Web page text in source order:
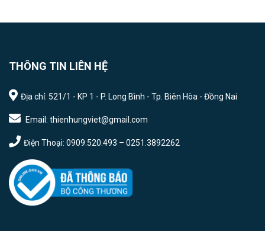
THÔNG TIN LIÊN HỆ
Địa chỉ: 521/1 - KP 1 - P. Long Bình - Tp. Biên Hòa - Đồng Nai
Email: thienhungviet@gmail.com
Điện Thoại: 0909.520.493 – 0251.3892262